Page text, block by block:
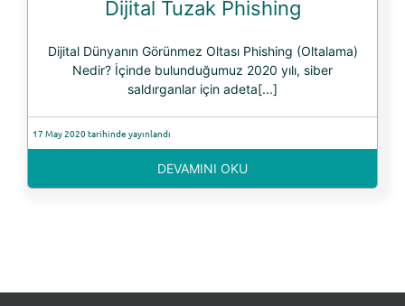
Dijital Tuzak Phishing
Dijital Dünyanın Görünmez Oltası Phishing (Oltalama)
Nedir? İçinde bulunduğumuz 2020 yılı, siber
saldırganlar için adeta[...]
17 May 2020 tarihinde yayınlandı
DEVAMINI OKU